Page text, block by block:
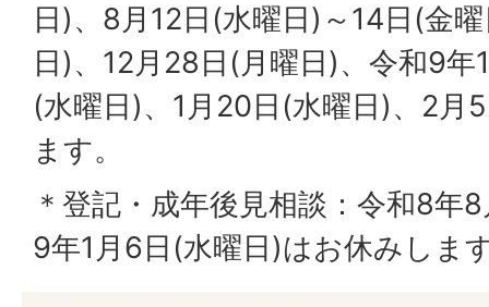
日)、8月12日(水曜日)～14日(金
日)、12月28日(月曜日)、令和9
(水曜日)、1月20日(水曜日)、2月
ます。
＊登記・成年後見相談：令和8年
9年1月6日(水曜日)はお休みしま